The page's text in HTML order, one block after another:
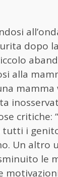
dopo
alla
mamma
critiche:
i
Un altro
le